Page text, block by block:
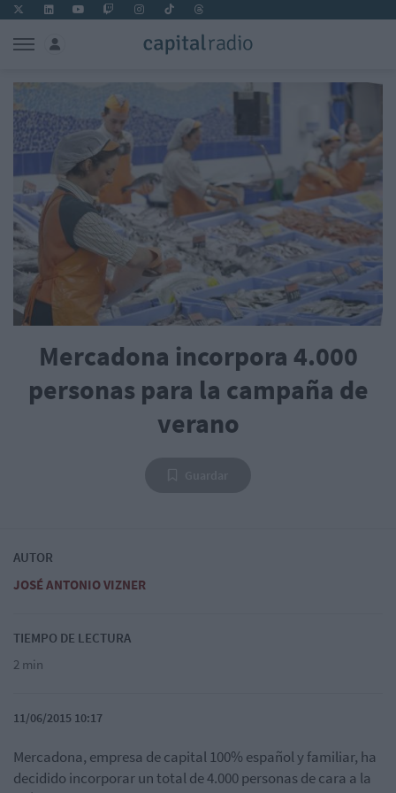
Mercadona incorpora 4.000
personas para la campaña de
verano
AUTOR
JOSÉ ANTONIO VIZNER
TIEMPO DE LECTURA
2 min
11/06/2015 10:17
Mercadona, empresa de capital 100% español y familiar, ha
decidido incorporar un total de 4.000 personas de cara a la